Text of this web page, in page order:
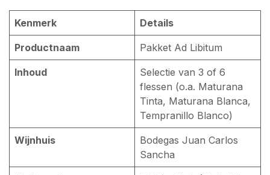
Kenmerk Details
Productnaam Pakket Ad Libitum
Inhoud
Selectie van 3 of 6
flessen (o.a. Maturana
Tinta, Maturana Blanca,
Tempranillo Blanco)
Wijnhuis
Bodegas Juan Carlos
Sancha